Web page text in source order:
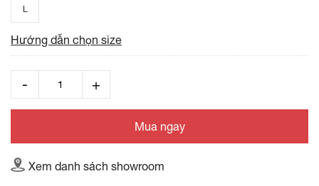
L
Hướng dẫn chọn size
Mua ngay
Xem danh sách showroom